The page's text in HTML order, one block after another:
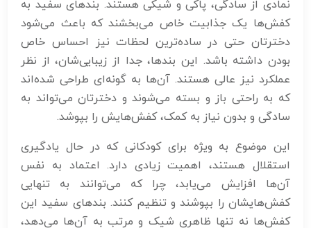
نمادی از سادگی، پاکی و شیکی هستند. بندهای سفید به
کفش‌ها یک جذابیت خاص می‌بخشند که باعث می‌شود
دخترتان حتی در ساده‌ترین لحظات نیز احساس خاص
بودن داشته باشد. این بندها، جدا از زیبایی‌شان، از نظر
عملکرد نیز عالی هستند. آن‌ها به گونه‌ای طراحی شده‌اند
که به راحتی باز و بسته می‌شوند و دخترتان می‌تواند به
سادگی و بدون نیاز به کمک، کفش‌هایش را بپوشد.
این موضوع به ویژه برای کودکانی که در حال یادگیری
استقلال هستند، اهمیت زیادی دارد. اعتماد به نفس
آن‌ها افزایش می‌یابد، چرا که می‌توانند به تنهایی
کفش‌هایشان را بپوشند و تنظیم کنند. بندهای سفید این
کفش‌ها نه تنها ظاهری شیک و مرتب به آن‌ها می‌دهد،